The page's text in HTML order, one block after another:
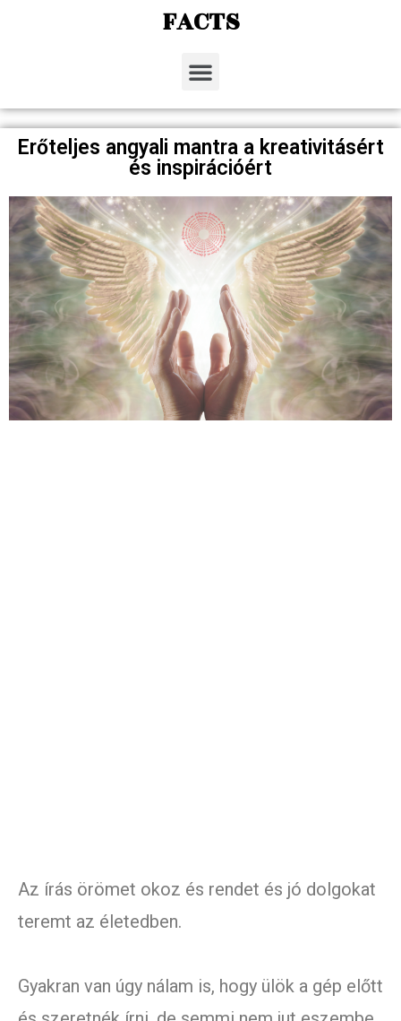
FACTS
Erőteljes angyali mantra a kreativitásért
és inspirációért
Az írás örömet okoz és rendet és jó dolgokat
teremt az életedben.
Gyakran van úgy nálam is, hogy ülök a gép előtt